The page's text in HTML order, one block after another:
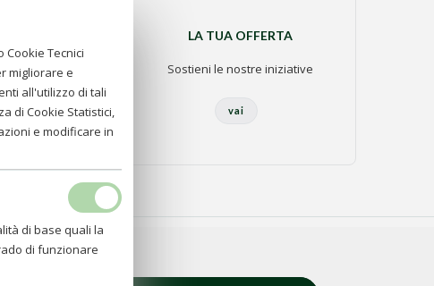
LA TUA OFFERTA
Sostieni le nostre iniziative
vai
Tecnici
migliorare e
all'utilizzo di tali
di Cookie Statistici,
e modificare in
di base quali la
di funzionare